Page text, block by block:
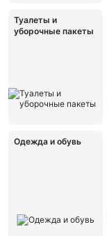
Туалеты и
уборочные пакеты
Одежда и обувь